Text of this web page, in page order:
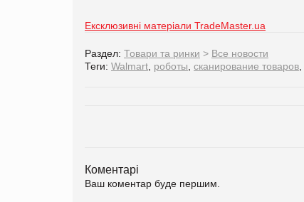
Ексклюзивні матеріали TradeMaster.ua
Раздел: Товари та ринки > Все новости
Теги: Walmart роботы сканирование товаров
Коментарі
Ваш коментар буде першим.